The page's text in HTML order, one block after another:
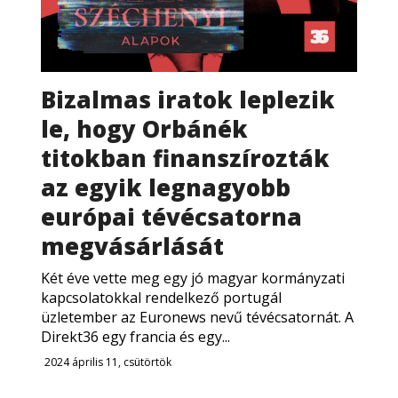
RÓLUNK
CSAPAT
MŰKÖDÉS
TÁMOGATÁS
1%
WEBSHOP
Bizalmas iratok leplezik
le, hogy Orbánék
titokban finanszírozták
az egyik legnagyobb
európai tévécsatorna
megvásárlását
Két éve vette meg egy jó magyar kormányzati
kapcsolatokkal rendelkező portugál
üzletember az Euronews nevű tévécsatornát. A
Direkt36 egy francia és egy...
2024 április 11, csütörtök